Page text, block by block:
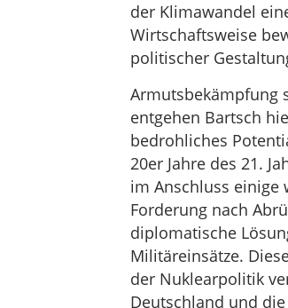
der Klimawandel
Wirtschaftsweise
politischer
Armutsbekämpfung
entgehen Bartsch
bedrohliches
20er Jahre des 21.
im Anschluss einige
Forderung nach
diplomatische
Militäreinsätze.
der Nuklearpolitik
Deutschland und